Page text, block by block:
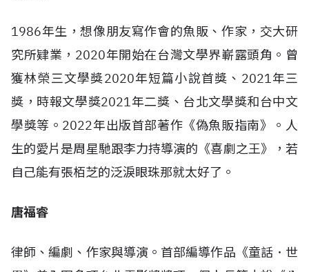
1986年生，想像朋友寫作會的魚販、作家，交大研
究所肄業，2020年開始在台灣文學界嶄露頭角。曾
獲林榮三文學獎2020年短篇小說首獎、2021年三
獎，時報文學獎2021年二獎、台北文學獎和台中文
學獎等。2022年出版首部著作《偽魚販指南》。人
生的愛片是周星馳跟李力持導演的《喜劇之王》，若
自己能有張栢芝的泛淚眼珠那就太好了。
唐福睿
律師、編劇、作家與導演。首部編導作品《童話．世